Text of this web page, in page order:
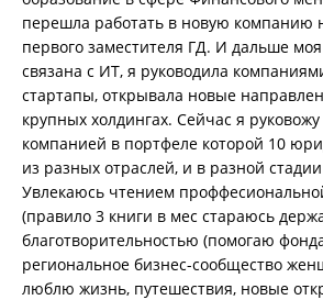
перешла работать в новую компанию
первого заместителя ГД. И дальше
связана с ИТ, я руководила
стартапы, открывала новые
крупных холдингах. Сейчас я
компанией в портфеле которой 10
из разных отраслей, и в разной
Увлекаюсь чтением
(правило 3 книги в мес стараюсь
благотворительностью (помогаю
региональное бизнес-сообщество
люблю жизнь, путешествия, новые